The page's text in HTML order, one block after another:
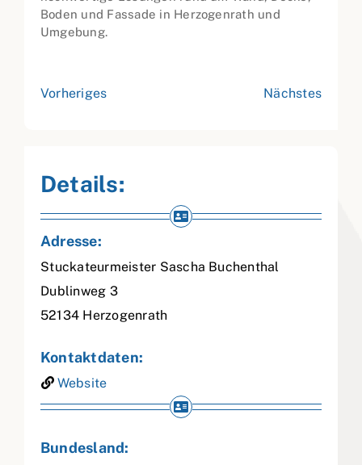
Boden und Fassade in Herzogenrath und
Umgebung.
Vorheriges Nächstes
Details:
Adresse:
Stuckateurmeister Sascha Buchenthal
Dublinweg 3
52134 Herzogenrath
Kontaktdaten:
Website
Bundesland: